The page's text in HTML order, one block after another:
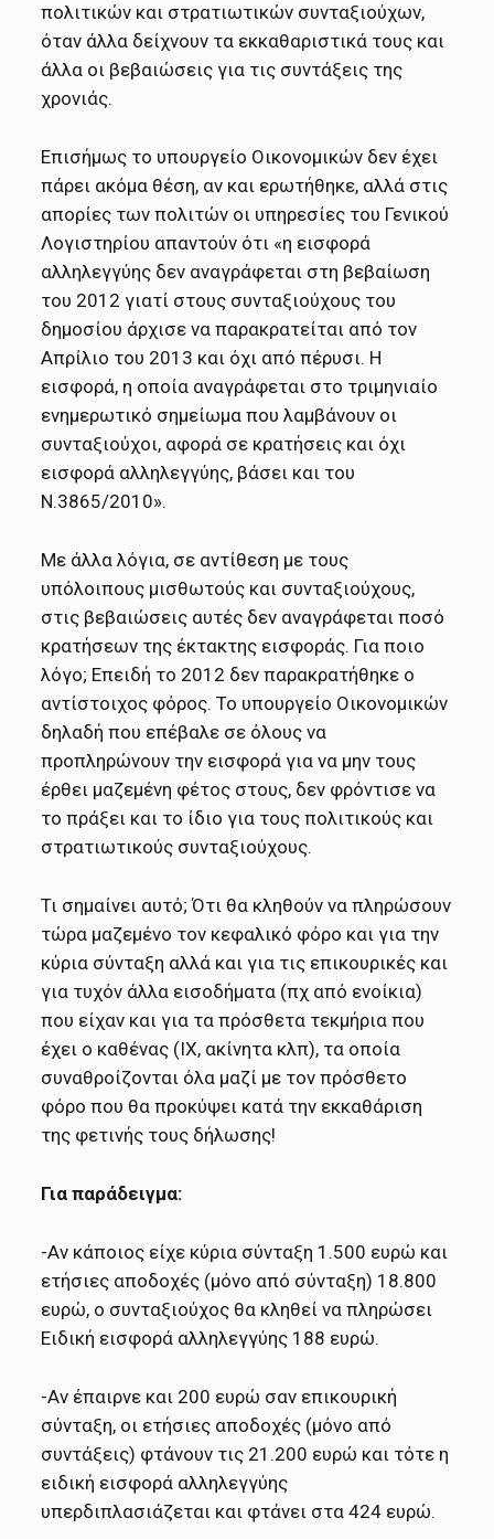
πολιτικών και στρατιωτικών συνταξιούχων,
όταν άλλα δείχνουν τα εκκαθαριστικά τους και
άλλα οι βεβαιώσεις για τις συντάξεις της
χρονιάς.
Επισήμως το υπουργείο Οικονομικών δεν έχει
πάρει ακόμα θέση, αν και ερωτήθηκε, αλλά στις
απορίες των πολιτών οι υπηρεσίες του Γενικού
Λογιστηρίου απαντούν ότι «η εισφορά
αλληλεγγύης δεν αναγράφεται στη βεβαίωση
του 2012 γιατί στους συνταξιούχους του
δημοσίου άρχισε να παρακρατείται από τον
Απρίλιο του 2013 και όχι από πέρυσι. Η
εισφορά, η οποία αναγράφεται στο τριμηνιαίο
ενημερωτικό σημείωμα που λαμβάνουν οι
συνταξιούχοι, αφορά σε κρατήσεις και όχι
εισφορά αλληλεγγύης, βάσει και του
Ν.3865/2010».
Με άλλα λόγια, σε αντίθεση με τους
υπόλοιπους μισθωτούς και συνταξιούχους,
στις βεβαιώσεις αυτές δεν αναγράφεται ποσό
κρατήσεων της έκτακτης εισφοράς. Για ποιο
λόγο; Επειδή το 2012 δεν παρακρατήθηκε ο
αντίστοιχος φόρος. Το υπουργείο Οικονομικών
δηλαδή που επέβαλε σε όλους να
προπληρώνουν την εισφορά για να μην τους
έρθει μαζεμένη φέτος στους, δεν φρόντισε να
το πράξει και το ίδιο για τους πολιτικούς και
στρατιωτικούς συνταξιούχους.
Τι σημαίνει αυτό; Ότι θα κληθούν να πληρώσουν
τώρα μαζεμένο τον κεφαλικό φόρο και για την
κύρια σύνταξη αλλά και για τις επικουρικές και
για τυχόν άλλα εισοδήματα (πχ από ενοίκια)
που είχαν και για τα πρόσθετα τεκμήρια που
έχει ο καθένας (ΙΧ, ακίνητα κλπ), τα οποία
συναθροίζονται όλα μαζί με τον πρόσθετο
φόρο που θα προκύψει κατά την εκκαθάριση
της φετινής τους δήλωσης!
Για παράδειγμα:
-Αν κάποιος είχε κύρια σύνταξη 1.500 ευρώ και
ετήσιες αποδοχές (μόνο από σύνταξη) 18.800
ευρώ, ο συνταξιούχος θα κληθεί να πληρώσει
Ειδική εισφορά αλληλεγγύης 188 ευρώ.
-Αν έπαιρνε και 200 ευρώ σαν επικουρική
σύνταξη, οι ετήσιες αποδοχές (μόνο από
συντάξεις) φτάνουν τις 21.200 ευρώ και τότε η
ειδική εισφορά αλληλεγγύης
υπερδιπλασιάζεται και φτάνει στα 424 ευρώ.